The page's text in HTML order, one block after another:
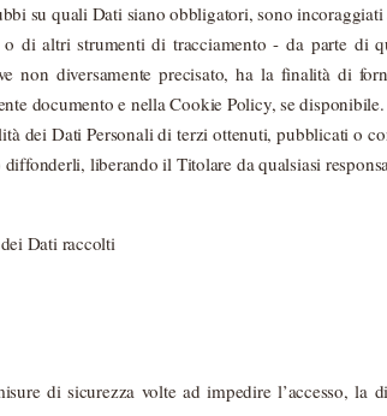
su quali Dati siano obbligatori, sono
di altri strumenti di tracciamento - da parte di
non diversamente precisato, ha la finalità di
documento e nella Cookie Policy, se disponibile.
dei Dati Personali di terzi ottenuti, pubblicati o
liberando il Titolare da qualsiasi
Dati raccolti
di sicurezza volte ad impedire l’accesso, la